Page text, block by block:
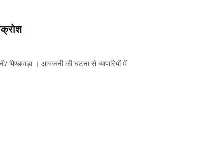
पिण्डवाड़ा । आगजनी की घटना से व्यापारियों में